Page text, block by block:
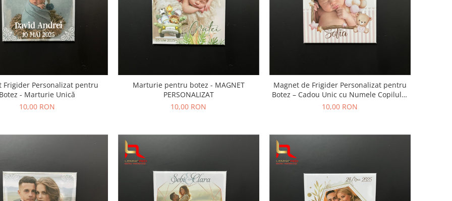
Frigider Personalizat pentru
Botez - Marturie Unică
10,00 RON
Marturie pentru botez - MAGNET
PERSONALIZAT
10,00 RON
Magnet de Frigider Personalizat pentru
Botez – Cadou Unic cu Numele Copilului
și Data Evenimentului
10,00 RON